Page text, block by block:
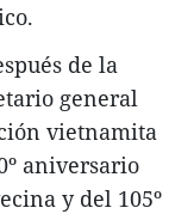
de la
general
vietnamita
aniversario
y del 105º